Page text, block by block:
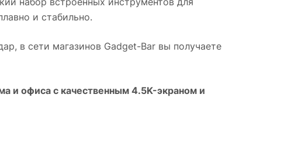
и стабильно.
, в сети магазинов Gadget-Bar вы получаете
и офиса с качественным 4.5K-экраном и